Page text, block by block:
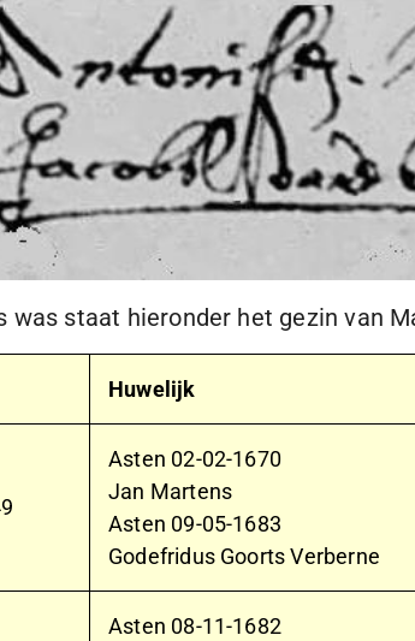
staat hieronder het gezin van
Huwelijk
Asten 02-02-1670
Jan Martens
Asten 09-05-1683
Godefridus Goorts Verberne
Asten 08-11-1682